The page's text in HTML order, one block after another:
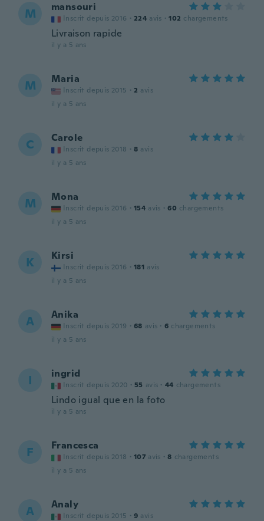
M mansouri
Inscrit depuis 2016 · 224 avis · 102 chargements
Livraison rapide
il y a 5 ans
M Maria
Inscrit depuis 2015 · 2 avis
il y a 5 ans
C Carole
Inscrit depuis 2018 · 8 avis
il y a 5 ans
M Mona
Inscrit depuis 2016 · 154 avis · 60 chargements
il y a 5 ans
K Kirsi
Inscrit depuis 2016 · 181 avis
il y a 5 ans
A Anika
Inscrit depuis 2019 · 68 avis · 6 chargements
il y a 5 ans
I ingrid
Inscrit depuis 2020 · 55 avis · 44 chargements
Lindo igual que en la foto
il y a 5 ans
F Francesca
Inscrit depuis 2018 · 107 avis · 8 chargements
il y a 5 ans
A Analy
Inscrit depuis 2015 · 9 avis